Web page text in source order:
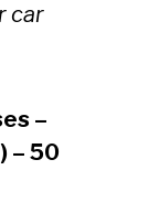
car
–
– 50